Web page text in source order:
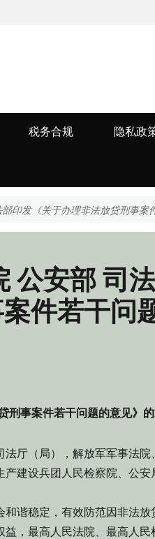
税务合规 隐私政
印发《关于办理非法放贷刑事案
公安部 司
件若干问
刑事案件若干问题的意见》
厅（局），解放军军事法院
建设兵团人民检察院、公安
谐稳定，有效防范因非法放
，最高人民法院、最高人民